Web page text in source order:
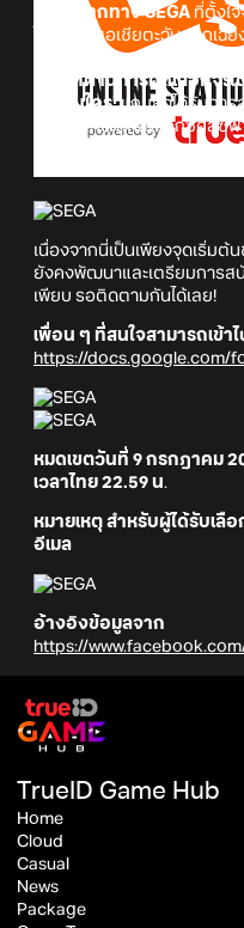
ล่าสุดจากทาง SEGA ที่ตั้งใ
ในภูมิภาคเอเชียตะวันออกเฉี
เกมในเครือของ SEGA จะร
เตอร์ที่ผ่านการคัดเลือกจะ
ๆ ก่อนใคร!แถมยังได้รับการ
เป็นของที่ระลึกสุดเอ็กซ์คลูซีฟ
โดยเราจะแจ้งรายล
เนื่องจากนี่เป็นเพียงจุดเริ่มต้น
ยังคงพัฒนาและเตรียมการสนั
เพียบ รอติดตามกันได้เลย!
เพื่อน ๆ ที่สนใจสามารถเข้า
https://docs.google.com/
หมดเขตวันที่ 9 กรกฎาคม
เวลาไทย 22.59 น.
หมายเหตุ สำหรับผู้ได้รับเลื
อีเมล
อ้างอิงข้อมูลจาก
https://
TrueID Game Hub
Home
Cloud
Casual
News
Package